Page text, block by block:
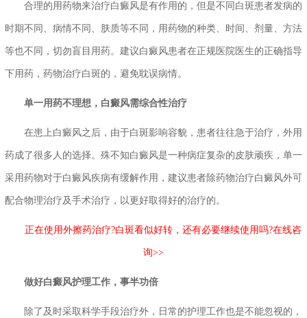
合理的用药物来治疗白癜风是有作用的，但是不同白斑患者发病的
时期不同、病情不同、肤质等不同，用药物的种类、时间、剂量、方法
等也不同，切勿盲目用药。建议白癜风患者在正规医院医生的正确指导
下用药，药物治疗白斑的，避免耽误病情。
单一用药不理想，白癜风需综合性治疗
在患上白癜风之后，由于白斑影响容貌，患者往往急于治疗，外用
药成了很多人的选择。殊不知白癜风是一种病症复杂的皮肤顽疾，单一
采用药物对于白癜风疾病有缓解作用，建议患者除药物治疗白癜风外可
配合物理治疗及手术治疗，以更好取得好的治疗的。
正在使用外擦药治疗?白斑看似好转，还有必要继续使用吗?在线咨
询>>
做好白癜风护理工作，事半功倍
除了及时采取科学手段治疗外，日常的护理工作也是不能忽视的，